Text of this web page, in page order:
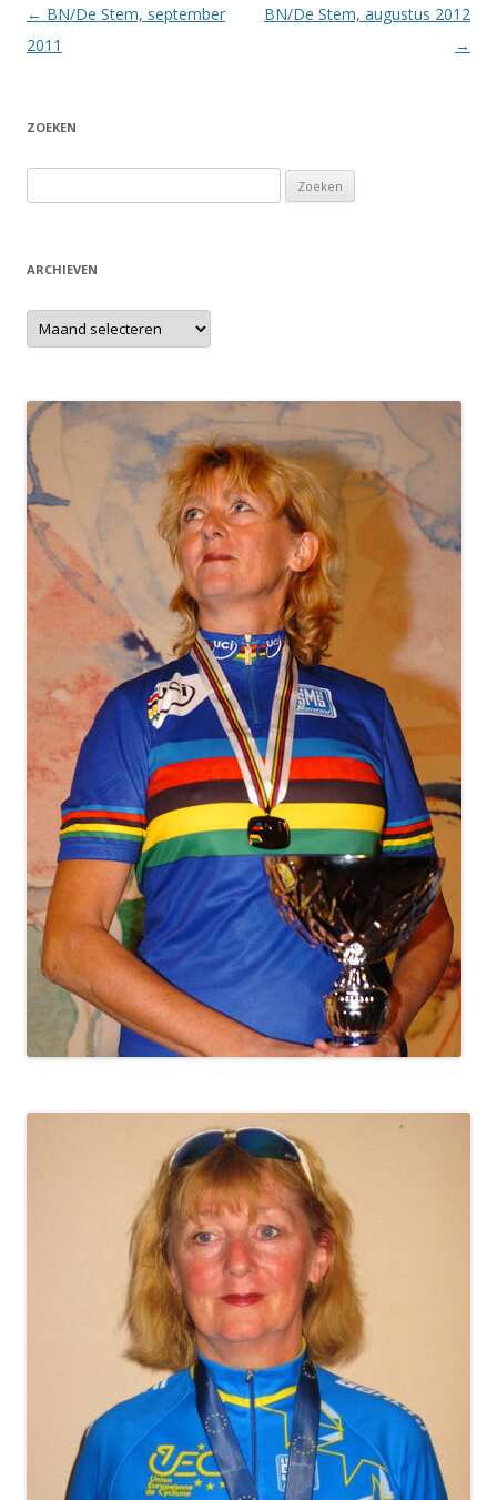
Berichtnavigatie
← BN/De Stem, september
2011
BN/De Stem, augustus 2012
→
ZOEKEN
naar:
ARCHIEVEN
Archieven